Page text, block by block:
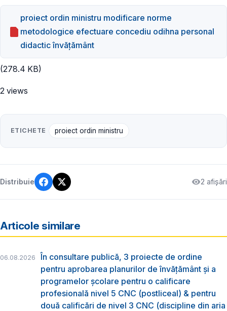
proiect ordin ministru modificare norme
metodologice efectuare concediu odihna personal
didactic învățământ
(278.4 KB)
2 views
ETICHETE proiect ordin ministru
Distribuie 2 afișări
Articole similare
06.08.2026
În consultare publică, 3 proiecte de ordine
pentru aprobarea planurilor de învățământ și a
programelor școlare pentru o calificare
profesională nivel 5 CNC (postliceal) & pentru
două calificări de nivel 3 CNC (discipline din aria